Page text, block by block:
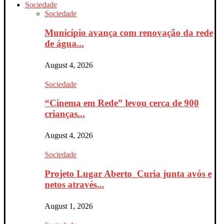
Sociedade
Sociedade
Município avança com renovação da rede
de água...
August 4, 2026
Sociedade
“Cinema em Rede” levou cerca de 900
crianças...
August 4, 2026
Sociedade
Projeto Lugar Aberto_Curia junta avós e
netos através...
August 1, 2026